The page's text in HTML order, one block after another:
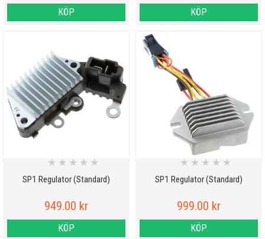
KÖP KÖP
SP1 Regulator (Standard)
★ ★ ★ ★ ★
949.00 kr
KÖP
SP1 Regulator (Standard)
★ ★ ★ ★ ★
999.00 kr
KÖP